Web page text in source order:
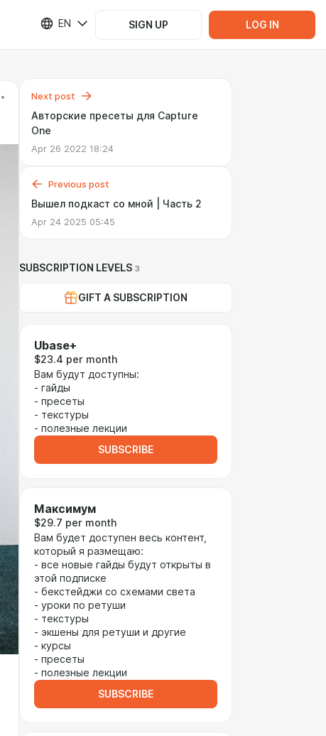
EN SIGN UP LOG IN
Next post
Авторские пресеты для Capture
One
Apr 26 2022 18:24
Previous post
Вышел подкаст со мной | Часть 2
Apr 24 2025 05:45
SUBSCRIPTION LEVELS 3
GIFT A SUBSCRIPTION
Ubase+
$23.4 per month
Вам будут доступны:
- гайды
- пресеты
- текстуры
- полезные лекции
SUBSCRIBE
Максимум
$29.7 per month
Вам будет доступен весь контент,
который я размещаю:
- все новые гайды будут открыты в
этой подписке
- бекстейджи со схемами света
- уроки по ретуши
- текстуры
- экшены для ретуши и другие
- курсы
- пресеты
- полезные лекции
SUBSCRIBE